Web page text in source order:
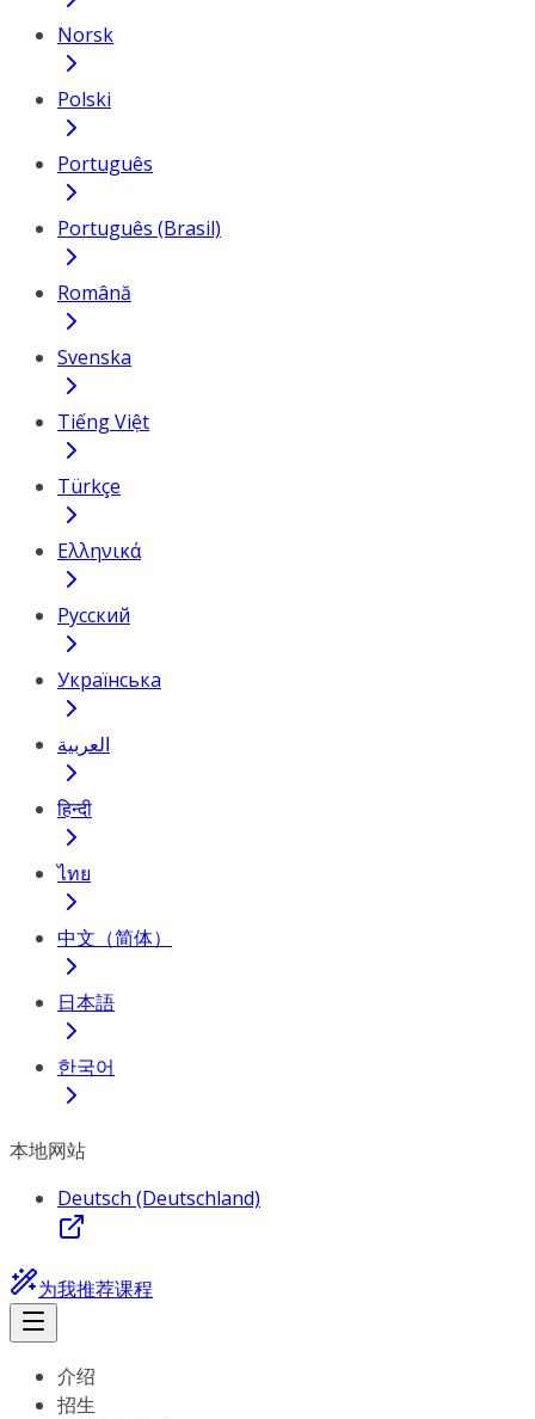
Norsk
Polski
Português
Português (Brasil)
Română
Svenska
Tiếng Việt
Türkçe
Ελληνικά
Русский
Українська
العربية
हिन्दी
ไทย
中文（简体）
日本語
한국어
本地网站
Deutsch (Deutschland)
为我推荐课程
介绍
招生